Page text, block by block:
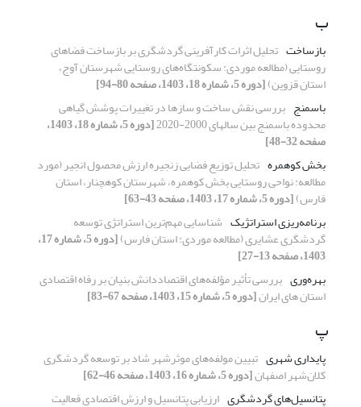
ب
بازساخت تحلیل اثرات کارآفرینی گردشگری بر بازساخت فضاهای
روستایی (مطالعه موردی: سکونتگاه‌های روستایی شهرستان آوج،
استان قزوین)[دوره 5، شماره 18، 1403، صفحه 80-94]
باسمنج بررسی نقش ساخت و سازها در تغییرات پوشش گیاهی
محدوده باسمنج بین سالهای 2000-2020 [دوره 5، شماره 18، 1403،
صفحه 32-48]
بخش کوهمره تحلیل توزیع فضایی زنجیره ارزش محصول انجیر (مورد
مطالعه: نواحی روستایی بخش کوهمره، شهرستان کوهچنار، استان
فارس)[دوره 5، شماره 17، 1403، صفحه 43-63]
برنامه‌‌ریزی استراتژیک شناسایی مهم‌ترین استراتژی توسعه
گردشگری عشایری (مطالعه موردی: استان فارس) [دوره 5، شماره 17،
1403، صفحه 13-27]
بهره‌وری بررسی تأثیر مؤلفه‌های اقتصاددانش بنیان بر رفاه اقتصادی
استان های ایران[دوره 5، شماره 15، 1403، صفحه 67-83]
پ
پایداری شهری تبیین مولفه‌های موثرشهر شاد بر توسعه گردشگری
کلان‌شهر اصفهان[دوره 5، شماره 16، 1403، صفحه 46-62]
پتانسیل‌های گردشگری ارزیابی پتانسیل و ارزش اقتصادی فعالیت